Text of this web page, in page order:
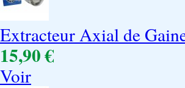
Extracteur Axial de
15,90 €
Voir